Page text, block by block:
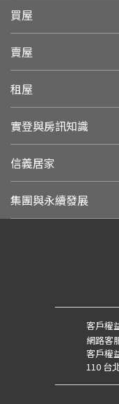
買屋
賣屋
租屋
實登與房訊知識
信義居家
集團與永續發展
客戶權
網路客
客戶權
110 台